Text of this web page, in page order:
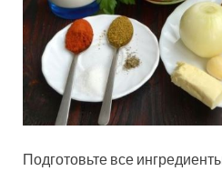
Подготовьте все